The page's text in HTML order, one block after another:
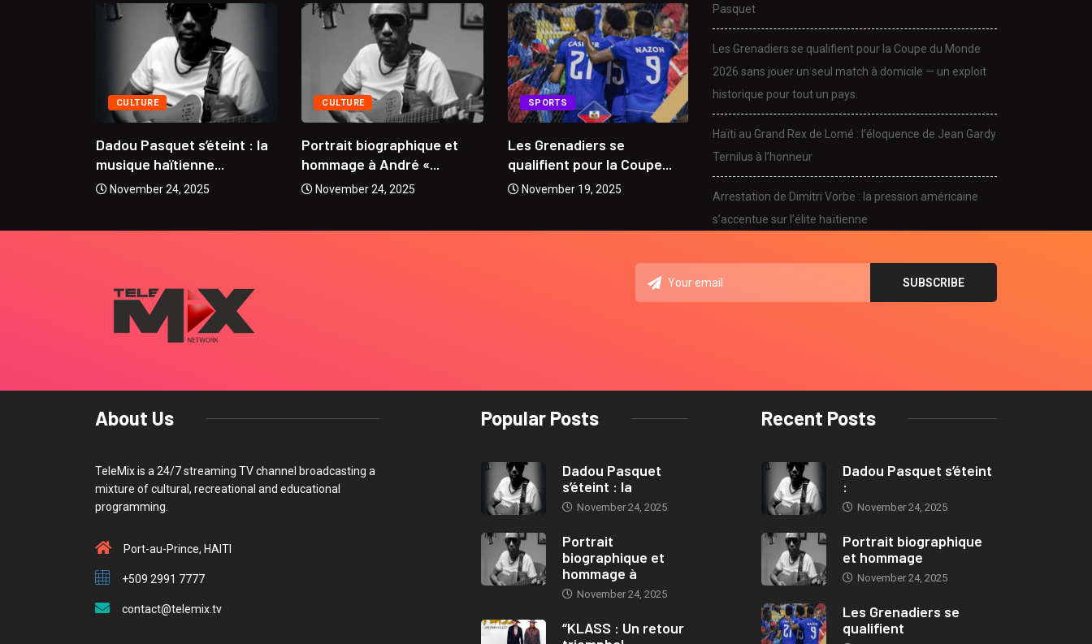
CULTURE
Dadou Pasquet s’éteint : la
musique haïtienne...
November 24, 2025
CULTURE
Portrait biographique et
hommage à André «...
November 24, 2025
SPORTS
Les Grenadiers se
qualifient pour la Coupe...
November 19, 2025
CULTURE
musique haïtienne...
November 24, 2025
Portrait biographique et
November 24, 2025
Pasquet
Les Grenadiers se qualifient pour la Coupe du Monde
2026 sans jouer un seul match à domicile — un exploit
historique pour tout un pays.
Haïti au Grand Rex de Lomé : l’éloquence de Jean Gardy
Ternilus à l’honneur
Arrestation de Dimitri Vorbe : la pression américaine
s’accentue sur l’élite haïtienne
About Us
TeleMix is a 24/7 streaming TV channel broadcasting a
mixture of cultural, recreational and educational
programming.
Port-au-Prince, HAITI
+509 2991 7777
contact@telemix.tv
Popular Posts
Dadou Pasquet
s’éteint : la
November 24, 2025
Portrait
biographique et
hommage à
November 24, 2025
“KLASS : Un retour
Recent Posts
Dadou Pasquet s’éteint
:
November 24, 2025
Portrait biographique
et hommage
November 24, 2025
Les Grenadiers se
qualifient